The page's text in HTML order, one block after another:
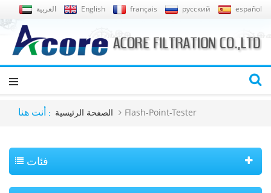
العربية English français русский español
أنت هنا : الصفحة الرئيسية Flash-Point-Tester
فئات